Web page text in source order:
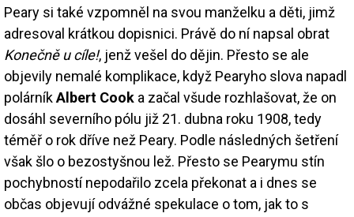
Peary si také vzpomněl na svou manželku a děti, jimž
adresoval krátkou dopisnici. Právě do ní napsal obrat
Konečně u cíle!, jenž vešel do dějin. Přesto se ale
objevily nemalé komplikace, když Pearyho slova napadl
polárníkAlbert Cook a začal všude rozhlašovat, že on
dosáhl severního pólu již 21. dubna roku 1908, tedy
téměř o rok dříve než Peary. Podle následných šetření
však šlo o bezostyšnou lež. Přesto se Pearymu stín
pochybností nepodařilo zcela překonat a i dnes se
občas objevují odvážné spekulace o tom, jak to s